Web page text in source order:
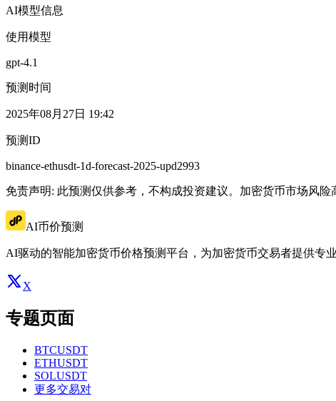
AI模型信息
使用模型
gpt-4.1
预测时间
2025年08月27日 19:42
预测ID
binance-ethusdt-1d-forecast-2025-upd2993
免责声明: 此预测仅供参考，不构成投资建议。加密货币市场风
AI币价预测
AI驱动的智能加密货币价格预测平台，为加密货币交易者提供专
X
专题页面
BTCUSDT
ETHUSDT
SOLUSDT
更多交易对